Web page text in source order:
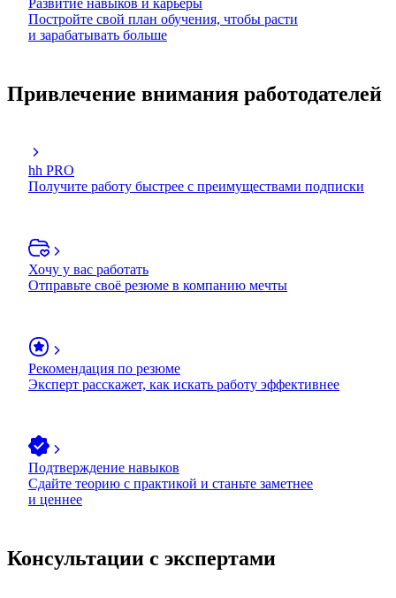
Постройте свой план обучения, чтобы расти
и зарабатывать больше
Привлечение внимания работодателей
hh PRO
Получите работу быстрее с преимуществами подписки
Хочу у вас работать
Отправьте своё резюме в компанию мечты
Рекомендация по резюме
Эксперт расскажет, как искать работу эффективнее
Подтверждение навыков
Сдайте теорию с практикой и станьте заметнее
и ценнее
Консультации с экспертами